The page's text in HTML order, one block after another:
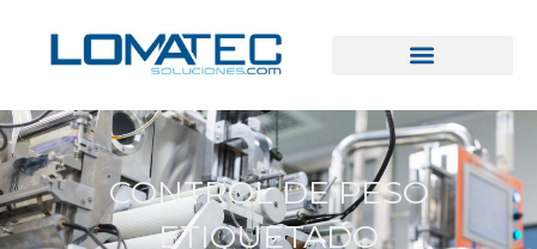
contenido
CONTROL DE PESO
ETIQUETADO